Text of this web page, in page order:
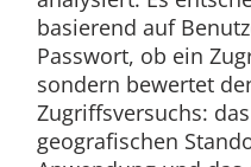
basierend auf
Passwort, ob ein
sondern bewertet
Zugriffsversuchs:
geografischen